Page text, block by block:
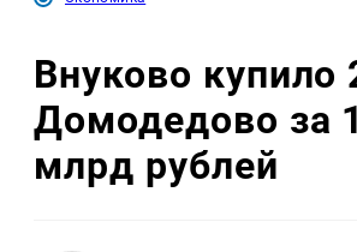
Внуково купило
Домодедово за
млрд рублей